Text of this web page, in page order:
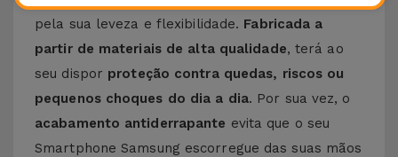
pela sua leveza e flexibilidade. Fabricada a
partir de materiais de alta qualidade, terá ao
seu dispor proteção contra quedas, riscos ou
pequenos choques do dia a dia. Por sua vez, o
acabamento antiderrapante evita que o seu
Smartphone Samsung escorregue das suas mãos